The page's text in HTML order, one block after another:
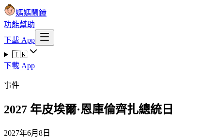
媽媽鬧鐘
功能幫助
下載 App
🇹🇼
下載 App
事件
2027 年皮埃爾·恩庫倫齊扎總統日
2027年6月8日